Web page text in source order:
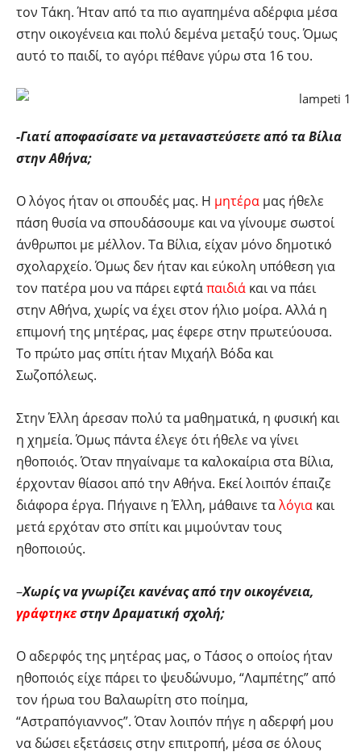
τον Τάκη. Ήταν από τα πιο αγαπημένα αδέρφια μέσα
στην οικογένεια και πολύ δεμένα μεταξύ τους. Όμως
αυτό το παιδί, το αγόρι πέθανε γύρω στα 16 του.
-Γιατί αποφασίσατε να μεταναστεύσετε από τα Βίλια
στην Αθήνα;
Ο λόγος ήταν οι σπουδές μας. Η μητέρα μας ήθελε
πάση θυσία να σπουδάσουμε και να γίνουμε σωστοί
άνθρωποι με μέλλον. Τα Βίλια, είχαν μόνο δημοτικό
σχολαρχείο. Όμως δεν ήταν και εύκολη υπόθεση για
τον πατέρα μου να πάρει εφτάπαιδιά και να πάει
στην Αθήνα, χωρίς να έχει στον ήλιο μοίρα. Αλλά η
επιμονή της μητέρας, μας έφερε στην πρωτεύουσα.
Το πρώτο μας σπίτι ήταν Μιχαήλ Βόδα και
Σωζοπόλεως.
Στην Έλλη άρεσαν πολύ τα μαθηματικά, η φυσική και
η χημεία. Όμως πάντα έλεγε ότι ήθελε να γίνει
ηθοποιός. Όταν πηγαίναμε τα καλοκαίρια στα Βίλια,
έρχονταν θίασοι από την Αθήνα. Εκεί λοιπόν έπαιζε
διάφορα έργα. Πήγαινε η Έλλη, μάθαινε ταλόγια και
μετά ερχόταν στο σπίτι και μιμούνταν τους
ηθοποιούς.
–Χωρίς να γνωρίζει κανένας από την οικογένεια,
γράφτηκεστην Δραματική σχολή;
Ο αδερφός της μητέρας μας, ο Τάσος ο οποίος ήταν
ηθοποιός είχε πάρει το ψευδώνυμο, “Λαμπέτης” από
τον ήρωα του Βαλαωρίτη στο ποίημα,
“Αστραπόγιαννος”. Όταν λοιπόν πήγε η αδερφή μου
να δώσει εξετάσεις στην επιτροπή, μέσα σε όλους